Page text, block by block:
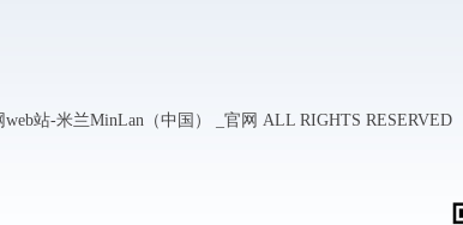
站-米兰MinLan（中国） _官网 ALL RIGHTS RESERVED